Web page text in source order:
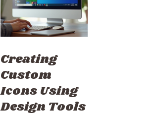
Creating
Custom
Icons Using
Design Tools